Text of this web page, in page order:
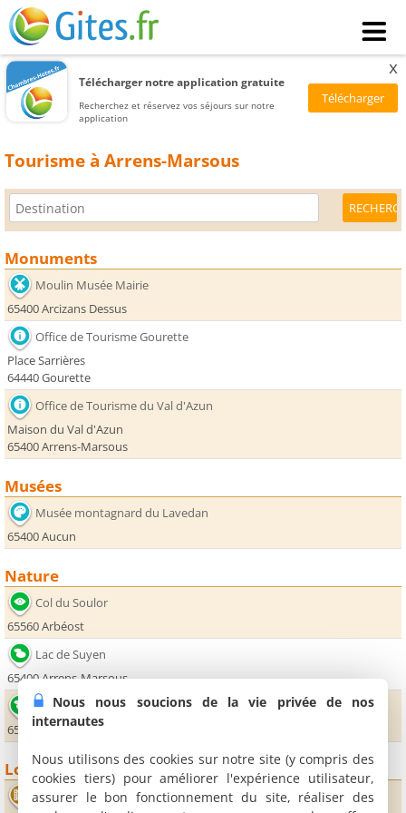
Télécharger notre application gratuite
Recherchez et réservez vos séjours sur notre
application
x
Tourisme à Arrens-Marsous
Monuments
Moulin Musée Mairie
65400 Arcizans Dessus
Office de Tourisme Gourette
Place Sarrières
64440 Gourette
Office de Tourisme du Val d'Azun
Maison du Val d'Azun
65400 Arrens-Marsous
Musées
Musée montagnard du Lavedan
65400 Aucun
Nature
Col du Soulor
65560 Arbéost
Lac de Suyen
65400 Arrens-Marsous
Lac d'Estaing
65400 Estaing
Loisirs
Cinéma de Gourette
Nous nous soucions de la vie privée de nos
internautes
Nous utilisons des cookies sur notre site (y compris des
cookies tiers) pour améliorer l'expérience utilisateur,
assurer le bon fonctionnement du site, réaliser des